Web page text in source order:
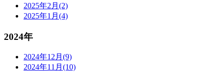
2025年2月(2)
2025年1月(4)
2024年
2024年12月(9)
2024年11月(10)